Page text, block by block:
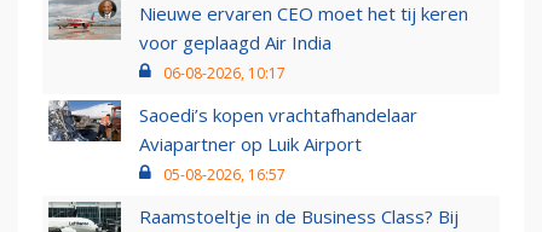
Nieuwe ervaren CEO moet het tij keren
voor geplaagd Air India
06-08-2026, 10:17
Saoedi’s kopen vrachtafhandelaar
Aviapartner op Luik Airport
05-08-2026, 16:57
Raamstoeltje in de Business Class? Bij